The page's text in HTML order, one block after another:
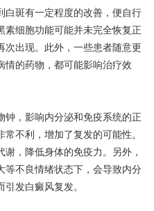
斑有一定程度的改善，便自行
素细胞功能可能并未完全恢复正
次出现。此外，一些患者随意更
情的药物，都可能影响治疗效
，影响内分泌和免疫系统的正
不利，增加了复发的可能性。
，降低身体的免疫力。另外，
等不良情绪状态下，会导致内分
发白癜风复发。